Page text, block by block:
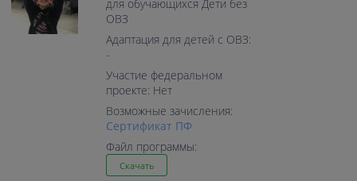
для обучающихся Дети без
ОВЗ
Адаптация для детей с ОВЗ:
-
Участие федеральном
проекте: Нет
Возможные зачисления:
Cертификат ПФ
Файл программы:
Скачать